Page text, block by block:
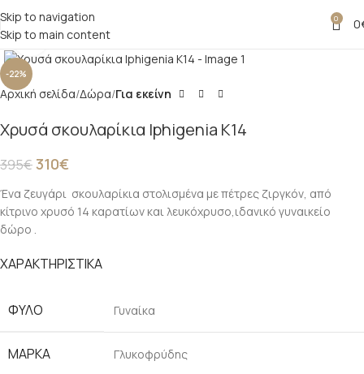
Skip to navigation
Skip to main content
0 0
-22%
Click to enlarge
Αρχική σελίδα Δώρα Για εκείνη
Χρυσά σκουλαρίκια Iphigenia Κ14
395€310€
Ένα ζευγάρι σκουλαρίκια στολισμένα με πέτρες ζιργκόν, από
κίτρινο χρυσό 14 καρατίων και λευκόχρυσο,ιδανικό γυναικείο
δώρο .
ΧΑΡΑΚΤΗΡΙΣΤΙΚΑ
ΦΥΛΟ Γυναίκα
ΜΑΡΚΑ Γλυκοφρύδης